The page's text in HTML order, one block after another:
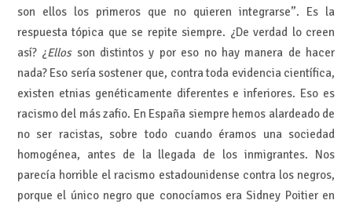
son ellos los primeros que no quieren integrarse”. Es la
respuesta tópica que se repite siempre. ¿De verdad lo creen
así? ¿Ellosson distintos y por eso no hay manera de hacer
nada? Eso sería sostener que, contra toda evidencia científica,
existen etnias genéticamente diferentes e inferiores. Eso es
racismo del más zafio. En España siempre hemos alardeado de
no ser racistas, sobre todo cuando éramos una sociedad
homogénea, antes de la llegada de los inmigrantes. Nos
parecía horrible el racismo estadounidense contra los negros,
porque el único negro que conocíamos era Sidney Poitier en